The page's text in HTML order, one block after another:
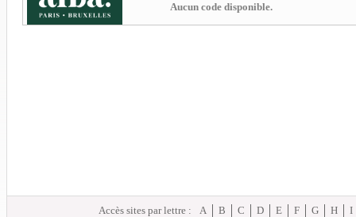
Aucun code disponible.
Accès sites par lettre : A B C D E F G H I